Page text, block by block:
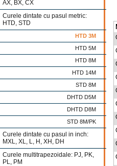
AX, BX, CX
Curele dintate cu pasul metric:
HTD, STD
HTD 3M
HTD 5M
HTD 8M
HTD 14M
STD 8M
DHTD D5M
DHTD D8M
STD 8M/PK
Curele dintate cu pasul in inch:
MXL, XL, L, H, XH, DH
Curele multitrapezoidale: PJ, PK,
PL, PM